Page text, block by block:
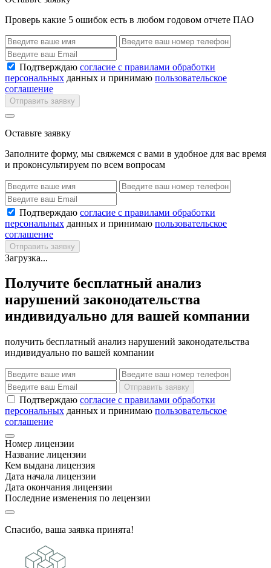
Проверь какие 5 ошибок есть в любом годовом отчете ПАО
Подтверждаю согласие с правилами обработки
персональных данных и принимаю пользовательское
соглашение
Отправить заявку
Оставьте заявку
Заполните форму, мы свяжемся с вами в удобное для вас время
и проконсультируем по всем вопросам
Подтверждаю согласие с правилами обработки
персональных данных и принимаю пользовательское
соглашение
Отправить заявку
Загрузка...
Получите бесплатный анализ
нарушений законодательства
индивидуально для вашей компании
получить бесплатный анализ нарушений законодательства
индивидуально по вашей компании
Отправить заявку
Подтверждаю согласие с правилами обработки
персональных данных и принимаю пользовательское
соглашение
Номер лицензии
Название лицензии
Кем выдана лицензия
Дата начала лицензии
Дата окончания лицензии
Последние изменения по лецензии
Спасибо, ваша заявка принята!